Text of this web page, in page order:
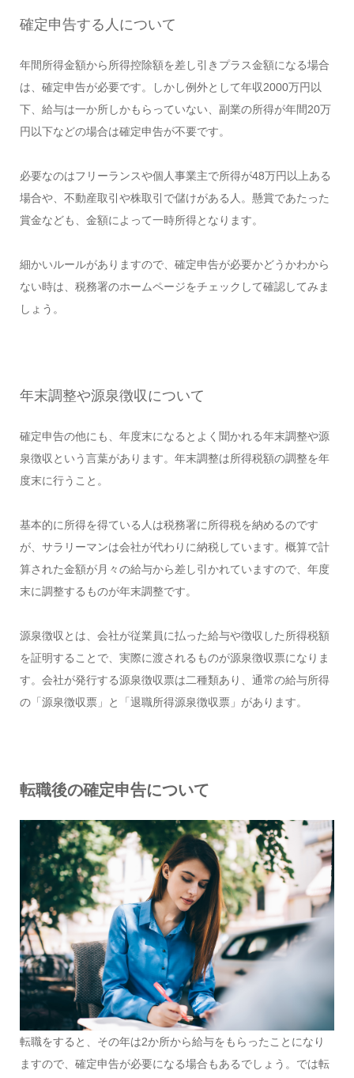
確定申告する人について
年間所得金額から所得控除額を差し引きプラス金額になる場合
は、確定申告が必要です。しかし例外として年収2000万円以
下、給与は一か所しかもらっていない、副業の所得が年間20万
円以下などの場合は確定申告が不要です。
必要なのはフリーランスや個人事業主で所得が48万円以上ある
場合や、不動産取引や株取引で儲けがある人。懸賞であたった
賞金なども、金額によって一時所得となります。
細かいルールがありますので、確定申告が必要かどうかわから
ない時は、税務署のホームページをチェックして確認してみま
しょう。
年末調整や源泉徴収について
確定申告の他にも、年度末になるとよく聞かれる年末調整や源
泉徴収という言葉があります。年末調整は所得税額の調整を年
度末に行うこと。
基本的に所得を得ている人は税務署に所得税を納めるのです
が、サラリーマンは会社が代わりに納税しています。概算で計
算された金額が月々の給与から差し引かれていますので、年度
末に調整するものが年末調整です。
源泉徴収とは、会社が従業員に払った給与や徴収した所得税額
を証明することで、実際に渡されるものが源泉徴収票になりま
す。会社が発行する源泉徴収票は二種類あり、通常の給与所得
の「源泉徴収票」と「退職所得源泉徴収票」があります。
転職後の確定申告について
転職をすると、その年は2か所から給与をもらったことになり
ますので、確定申告が必要になる場合もあるでしょう。では転